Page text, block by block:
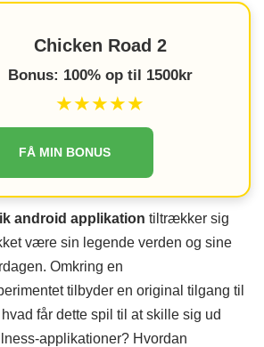
Chicken Road 2
Bonus: 100% op til 1500kr
★★★★★
FÅ MIN BONUS
android applikation tiltrækker sig
være sin legende verden og sine
Omkring en
tilbyder en original tilgang til
hvad får dette spil til at skille sig ud
applikationer? Hvordan